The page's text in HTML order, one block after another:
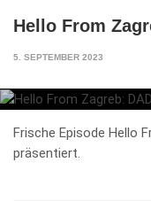
Hello From
5. SEPTEMBER 2023
Frische Episode Hello
präsentiert.